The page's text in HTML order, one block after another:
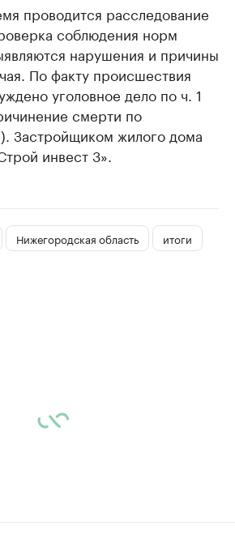
проводится расследование
соблюдения норм
нарушения и причины
По факту происшествия
уголовное дело по ч. 1
смерти по
Застройщиком жилого дома
инвест 3».
Нижегородская область итоги